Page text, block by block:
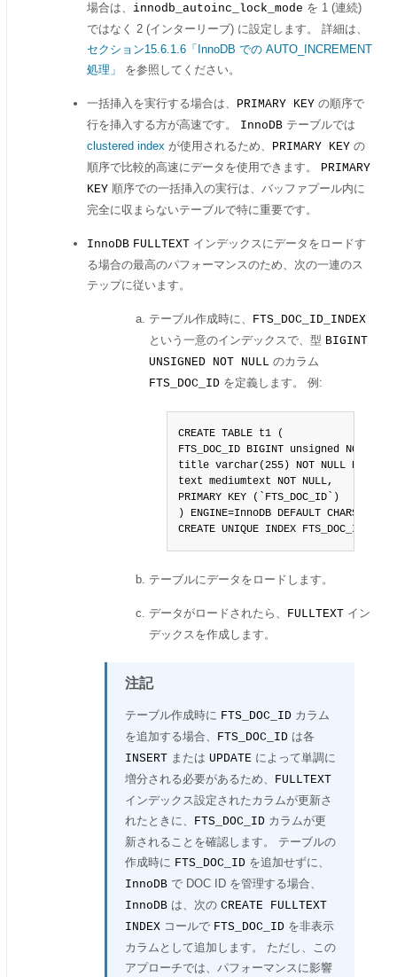
場合は、 innodb_autoinc_lock_mode を 1 (連続)
ではなく 2 (インターリーブ) に設定します。 詳細は、
セクション15.6.1.6「InnoDB での AUTO_INCREMENT
処理」
を参照してください。
一括挿入を実行する場合は、 PRIMARY KEY の順序で
行を挿入する方が高速です。 InnoDB テーブルでは
clustered index が使用されるため、 PRIMARY KEY の
順序で比較的高速にデータを使用できます。 PRIMARY
KEY 順序での一括挿入の実行は、バッファプール内に
完全に収まらないテーブルで特に重要です。
InnoDB FULLTEXT インデックスにデータをロードす
る場合の最高のパフォーマンスのため、次の一連のス
テップに従います。
テーブル作成時に、 FTS_DOC_ID_INDEX
という一意のインデックスで、型 BIGINT
UNSIGNED NOT NULL のカラム
FTS_DOC_ID を定義します。 例:
CREATE TABLE t1 (
FTS_DOC_ID BIGINT unsigned NOT NULL
title varchar(255) NOT NULL
text mediumtext NOT NULL,
PRIMARY KEY (`FTS_DOC_ID`)
) ENGINE=InnoDB DEFAULT
CREATE UNIQUE INDEX
テーブルにデータをロードします。
データがロードされたら、 FULLTEXT イン
デックスを作成します。
注記
テーブル作成時に FTS_DOC_ID カラム
を追加する場合、 FTS_DOC_ID は各
INSERT または UPDATE によって単調に
増分される必要があるため、 FULLTEXT
インデックス設定されたカラムが更新さ
れたときに、 FTS_DOC_ID カラムが更
新されることを確認します。 テーブルの
作成時に FTS_DOC_ID を追加せずに、
InnoDB で DOC ID を管理する場合、
InnoDB は、次の CREATE FULLTEXT
INDEX コールで FTS_DOC_ID を非表示
カラムとして追加します。 ただし、この
アプローチでは、パフォーマンスに影響